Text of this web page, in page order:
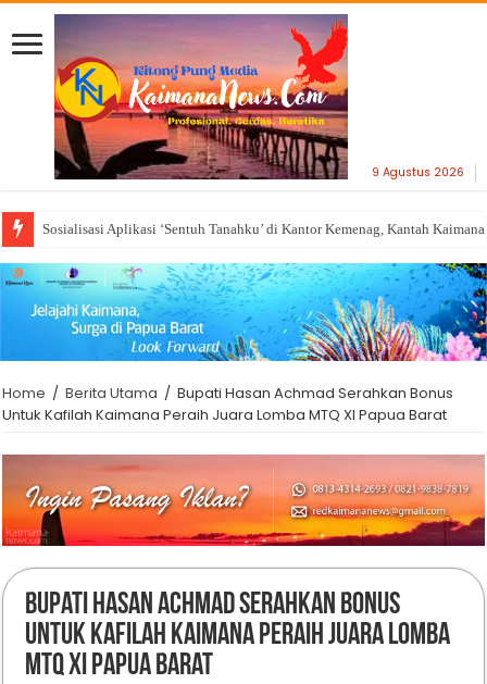
9 Agustus 2026
Sosialisasi Aplikasi ‘Sentuh Tanahku’ di Kantor Kemenag, Kantah
Home / Berita Utama / Bupati Hasan Achmad Serahkan Bonus
Untuk Kafilah Kaimana Peraih Juara Lomba MTQ XI Papua Barat
Bupati Hasan Achmad Serahkan Bonus
Untuk Kafilah Kaimana Peraih Juara Lomba
MTQ XI Papua Barat